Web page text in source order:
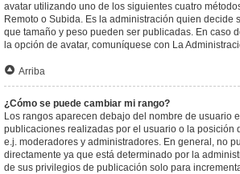
avatar utilizando uno de los siguientes cuatro
Remoto o Subida. Es la administración quien decide
que tamaño y peso pueden ser publicadas. En caso
la opción de avatar, comuníquese con La
Arriba
¿Cómo se puede cambiar mi rango?
Los rangos aparecen debajo del nombre de usuario
publicaciones realizadas por el usuario o la posición
e.j. moderadores y administradores. En general, no
directamente ya que está determinado por la
de sus privilegios de publicación solo para